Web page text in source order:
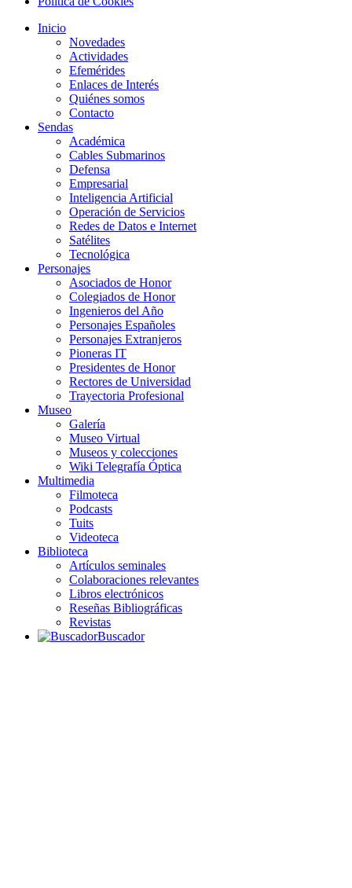
Inicio
Novedades
Actividades
Efemérides
Enlaces de Interés
Quiénes somos
Contacto
Sendas
Académica
Cables Submarinos
Defensa
Empresarial
Inteligencia Artificial
Operación de Servicios
Redes de Datos e Internet
Satélites
Tecnológica
Personajes
Asociados de Honor
Colegiados de Honor
Ingenieros del Año
Personajes Españoles
Personajes Extranjeros
Pioneras IT
Presidentes de Honor
Rectores de Universidad
Trayectoria Profesional
Museo
Galería
Museo Virtual
Museos y colecciones
Wiki Telegrafía Óptica
Multimedia
Filmoteca
Podcasts
Tuits
Videoteca
Biblioteca
Artículos seminales
Colaboraciones relevantes
Libros electrónicos
Reseñas Bibliográficas
Revistas
Buscador